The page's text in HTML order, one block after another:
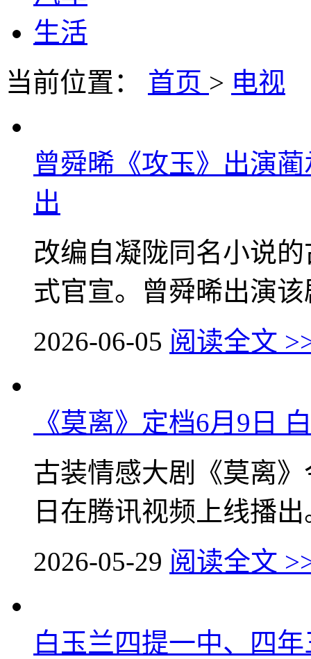
生活
当前位置： 首页 > 电视
曾舜晞《攻玉》出演
出
改编自凝陇同名小说
式官宣。曾舜晞出演
2026-06-05 阅读全文
《莫离》定档6月9日
古装情感大剧《莫离
日在腾讯视频上线播
2026-05-29 阅读全文
白玉兰四提一中、四